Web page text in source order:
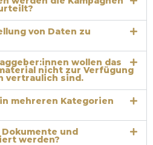
von Daten zu
wollen das
nicht zur Verfügung
vertraulich sind.
mehreren Kategorien
und
werden?